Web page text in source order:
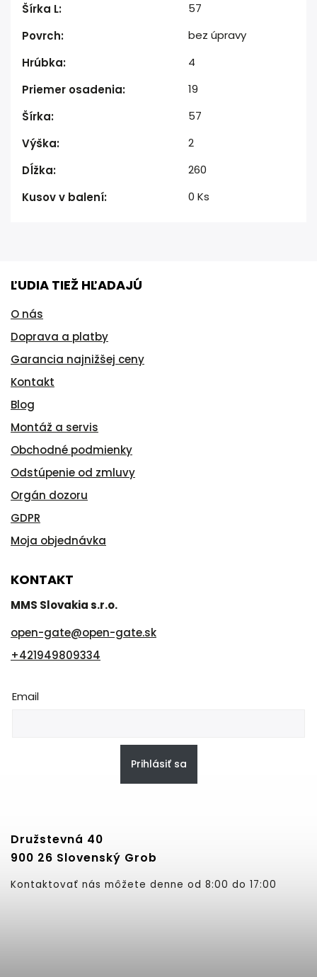
Šírka L:
57
Povrch:
bez úpravy
Hrúbka:
4
Priemer osadenia:
19
Šírka:
57
Výška:
2
Dĺžka:
260
Kusov v balení: 0 Ks
ĽUDIA TIEŽ HĽADAJÚ
O nás
Doprava a platby
Garancia najnižšej ceny
Kontakt
Blog
Montáž a servis
Obchodné podmienky
Odstúpenie od zmluvy
Orgán dozoru
GDPR
Moja objednávka
KONTAKT
MMS Slovakia s.r.o.
open-gate@open-gate.sk
+421949809334
Email
Prihlásiť sa
Družstevná 40
900 26 Slovenský Grob
Kontaktovať nás môžete denne od 8:00 do 17:00